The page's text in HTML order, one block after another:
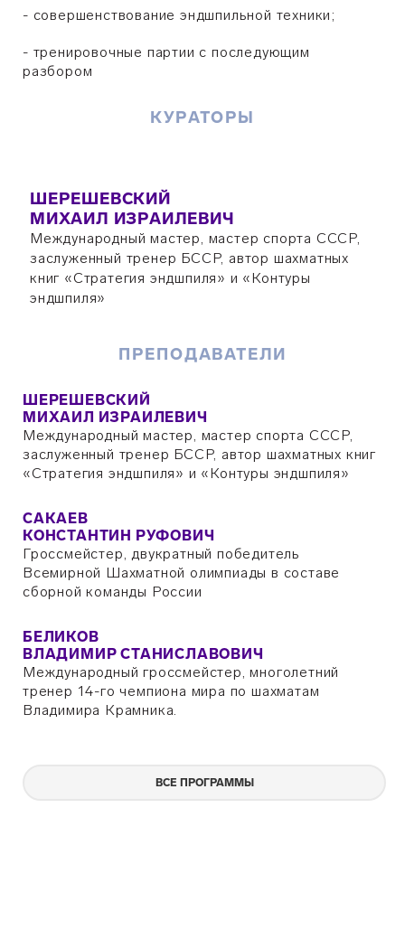
- совершенствование эндшпильной техники;
- тренировочные партии с последующим
разбором
КУРАТОРЫ
ШЕРЕШЕВСКИЙ
МИХАИЛ ИЗРАИЛЕВИЧ
Международный мастер, мастер спорта СССР,
заслуженный тренер БССР, автор шахматных
книг «Стратегия эндшпиля» и «Контуры
эндшпиля»
ПРЕПОДАВАТЕЛИ
ШЕРЕШЕВСКИЙ
МИХАИЛ ИЗРАИЛЕВИЧ
Международный мастер, мастер спорта СССР,
заслуженный тренер БССР, автор шахматных книг
«Стратегия эндшпиля» и «Контуры эндшпиля»
САКАЕВ
КОНСТАНТИН РУФОВИЧ
Гроссмейстер, двукратный победитель
Всемирной Шахматной олимпиады в составе
сборной команды России
БЕЛИКОВ
ВЛАДИМИР СТАНИСЛАВОВИЧ
Международный гроссмейстер, многолетний
тренер 14-го чемпиона мира по шахматам
Владимира Крамника.
ВСЕ ПРОГРАММЫ